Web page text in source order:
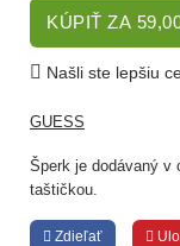
KÚPIŤ ZA
Našli ste lepšiu
GUESS
Šperk je dodávaný v
taštičkou.
Zdieľať